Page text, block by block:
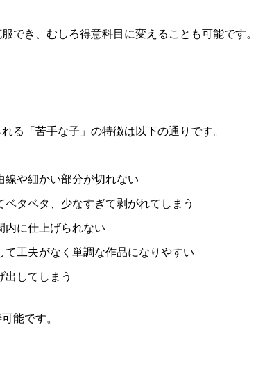
でき、むしろ得意科目に変えることも可能です。
る「苦手な子」の特徴は以下の通りです。
線や細かい部分が切れない
タベタ、少なすぎて剥がれてしまう
内に仕上げられない
工夫がなく単調な作品になりやすい
出してしまう
能です。